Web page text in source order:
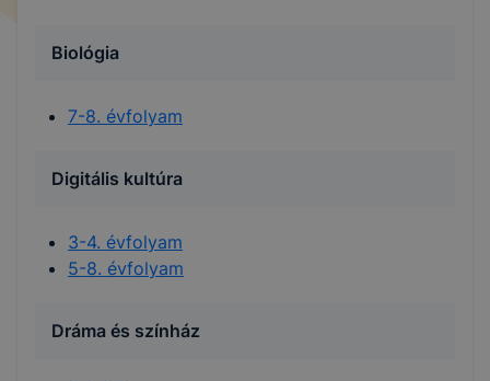
Biológia
7-8. évfolyam
Digitális kultúra
3-4. évfolyam
5-8. évfolyam
Dráma és színház